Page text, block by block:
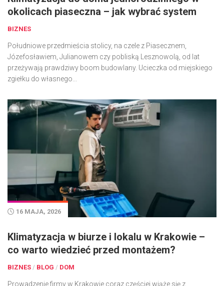
okolicach piaseczna – jak wybrać system
BIZNES
Południowe przedmieścia stolicy, na czele z Piasecznem,
Józefosławiem, Julianowem czy pobliską Lesznowolą, od lat
przeżywają prawdziwy boom budowlany. Ucieczka od miejskiego
zgiełku do własnego...
16 MAJA, 2026
Klimatyzacja w biurze i lokalu w Krakowie –
co warto wiedzieć przed montażem?
BIZNES / BLOG / DOM
Prowadzenie firmy w Krakowie coraz częściej wiąże się z